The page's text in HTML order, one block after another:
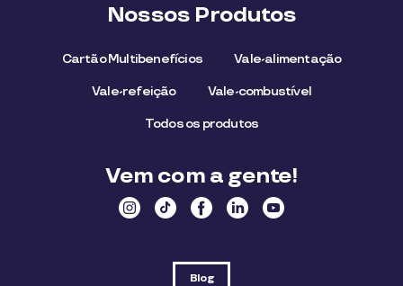
Nossos Produtos
Cartão Multibenefícios Vale-alimentação
Vale-refeição Vale-combustível
Todos os produtos
Vem com a gente!
Blog